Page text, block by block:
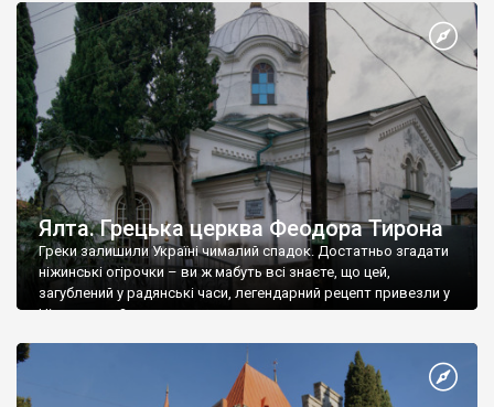
Ялта. Грецька церква Феодора Тирона
Греки залишили Україні чималий спадок. Достатньо згадати
ніжинські огірочки – ви ж мабуть всі знаєте, що цей,
загублений у радянські часи, легендарний рецепт привезли у
Ніжин греки?